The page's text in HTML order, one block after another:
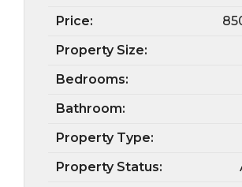
Price:
Property Size:
Bedrooms:
Bathroom:
Property Type:
Property Status: